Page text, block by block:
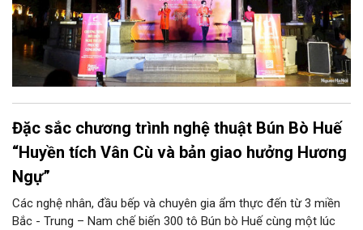
Đặc sắc chương trình nghệ thuật Bún Bò Huế
“Huyền tích Vân Cù và bản giao hưởng Hương
Ngự”
Các nghệ nhân, đầu bếp và chuyên gia ẩm thực đến từ 3 miền
Bắc - Trung – Nam chế biến 300 tô Bún bò Huế cùng một lúc